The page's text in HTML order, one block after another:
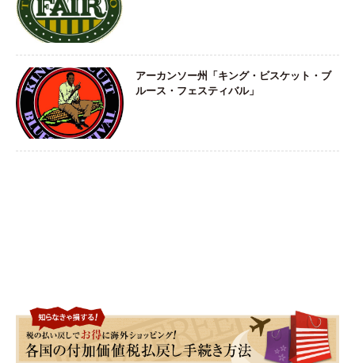
アーカンソー州「キング・ビスケット・ブ
ルース・フェスティバル」